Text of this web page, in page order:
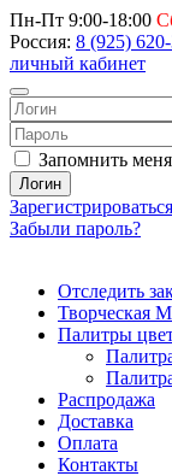
Пн-Пт 9:00-18:00
Россия: 8 (925)
личный кабинет
Запомнить меня
Логин
Зарегистрироваться
Забыли пароль?
Отследить
Творческая
Палитры
Распродажа
Доставка
Оплата
Контакты